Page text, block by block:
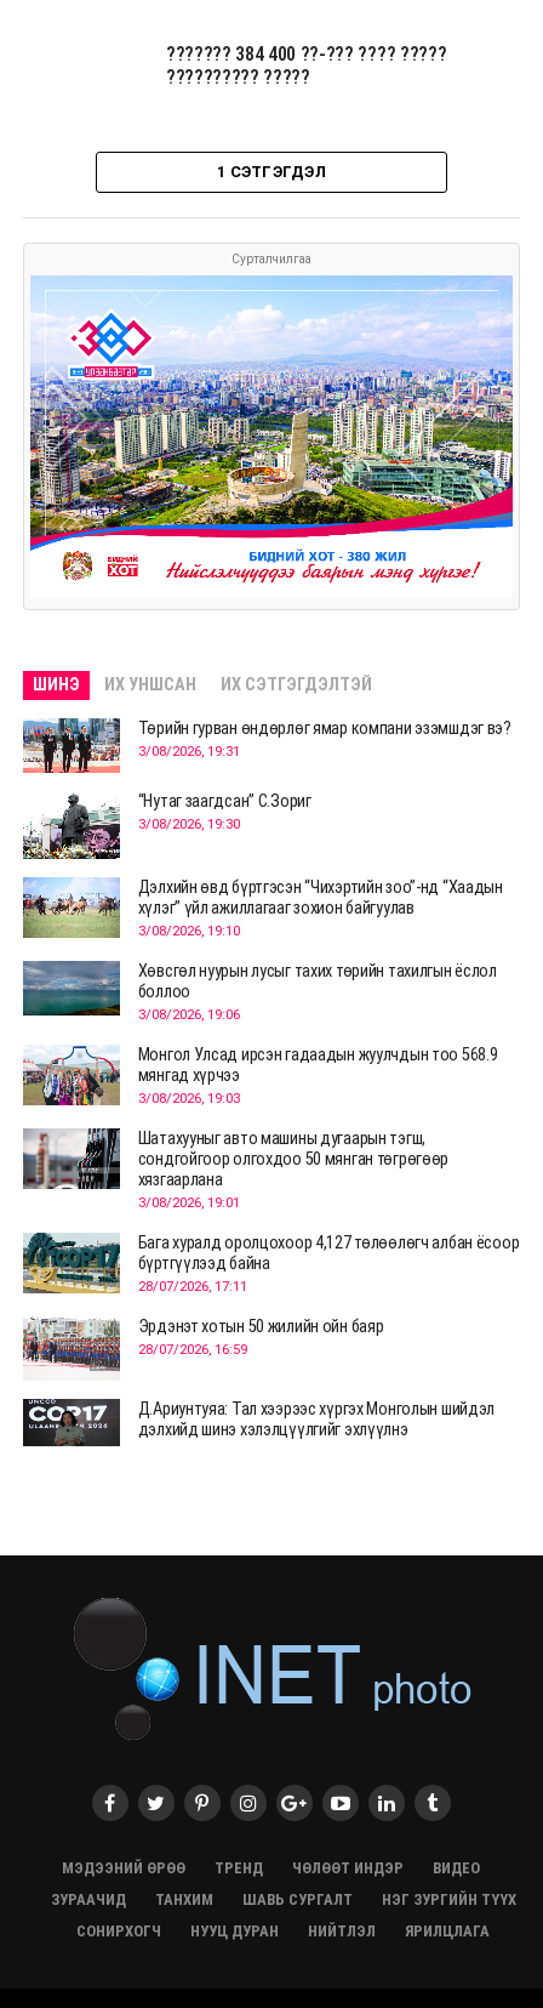
??????? 384 400 ??-??? ???? ?????
?????????? ?????
1 СЭТГЭГДЭЛ
Сурталчилгаа
ШИНЭ ИХ УНШСАН ИХ СЭТГЭГДЭЛТЭЙ
Төрийн гурван өндөрлөг ямар компани эзэмшдэг вэ?
3/08/2026, 19:31
“Нутаг заагдсан” С.Зориг
3/08/2026, 19:30
Дэлхийн өвд бүртгэсэн “Чихэртийн зоо”-нд “Хаадын
хүлэг” үйл ажиллагааг зохион байгуулав
3/08/2026, 19:10
Хөвсгөл нуурын лусыг тахих төрийн тахилгын ёслол
боллоо
3/08/2026, 19:06
Монгол Улсад ирсэн гадаадын жуулчдын тоо 568.9
мянгад хүрчээ
3/08/2026, 19:03
Шатахууныг авто машины дугаарын тэгш,
сондгойгоор олгохдоо 50 мянган төгрөгөөр
хязгаарлана
3/08/2026, 19:01
Бага хуралд оролцохоор 4,127 төлөөлөгч албан ёсоор
бүртгүүлээд байна
28/07/2026, 17:11
Эрдэнэт хотын 50 жилийн ойн баяр
28/07/2026, 16:59
Д.Ариунтуяа: Тал хээрээс хүргэх Монголын шийдэл
дэлхийд шинэ хэлэлцүүлгийг эхлүүлнэ
28/07/2026, 12:04
ХӨВСГӨЛ Нутгийн зөвлөлөөс МУАЖ Д.Цэрэндарьзавт
2 өрөө байр олгоно
20/07/2026, 19:22
20/07/2026, 19:21
хийхээр хүрэлцэн ирлээ
Испанийн шигшээ баг ДАШТ-д хоёр дахь удаагаа
МЭДЭЭНИЙ ӨРӨӨ ТРЕНД ЧӨЛӨӨТ ИНДЭР
ВИДЕО
ЗУРААЧИД
ТАНХИМ ШАВЬ СУРГАЛТ
НЭГ ЗУРГИЙН ТҮҮХ
СОНИРХОГЧ
НУУЦ ДУРАН НИЙТЛЭЛ ЯРИЛЦЛАГА